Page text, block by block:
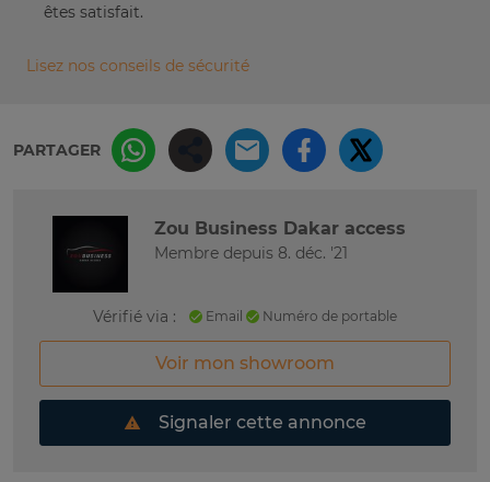
êtes satisfait.
Lisez nos conseils de sécurité
PARTAGER
Zou Business Dakar access
Membre depuis 8. déc. '21
Vérifié via : Email Numéro de portable
Voir mon showroom
Signaler cette annonce